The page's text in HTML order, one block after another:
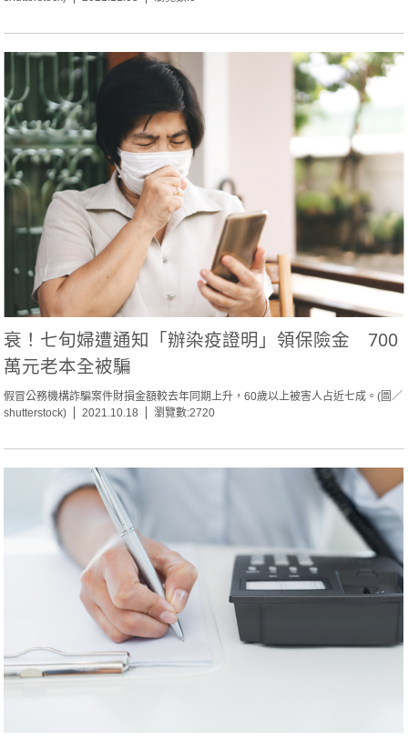
衰！七旬婦遭通知「辦染疫證明」領保險金 700
萬元老本全被騙
假冒公務機構詐騙案件財損金額較去年同期上升，60歲以上被害人占近七成。(圖／
shutterstock)
2021.10.18 瀏覽數:2720